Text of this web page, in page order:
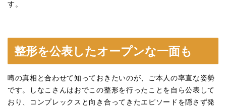
す。
整形を公表したオープンな一面も
噂の真相と合わせて知っておきたいのが、ご本人の率直な姿勢
です。しなこさんはおでこの整形を行ったことを自ら公表して
おり、コンプレックスと向き合ってきたエピソードを隠さず発